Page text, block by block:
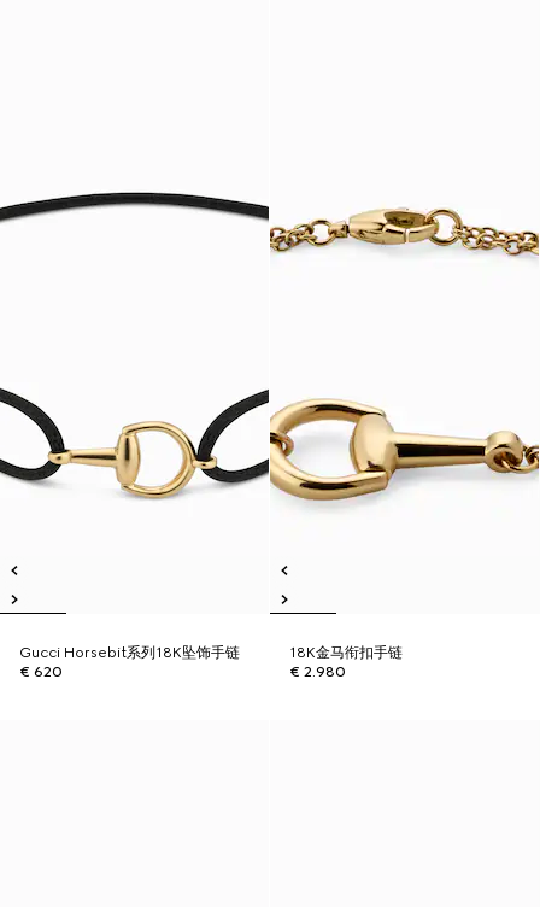
Gucci Horsebit系列18K坠饰手链
€ 620
18K金马衔扣手链
€ 2.980